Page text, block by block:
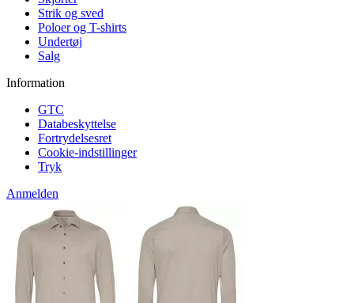
Strik og sved
Poloer og T-shirts
Undertøj
Salg
Information
GTC
Databeskyttelse
Fortrydelsesret
Cookie-indstillinger
Tryk
Anmelden